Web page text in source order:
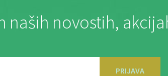
naših novostih,
PRIJAVA